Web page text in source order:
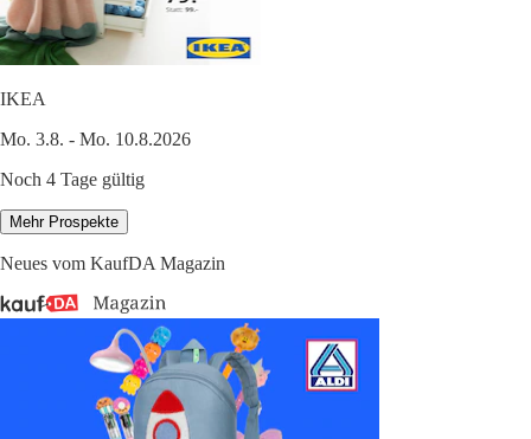
IKEA
Mo. 3.8. - Mo. 10.8.2026
Noch 4 Tage gültig
Mehr Prospekte
Neues vom KaufDA Magazin